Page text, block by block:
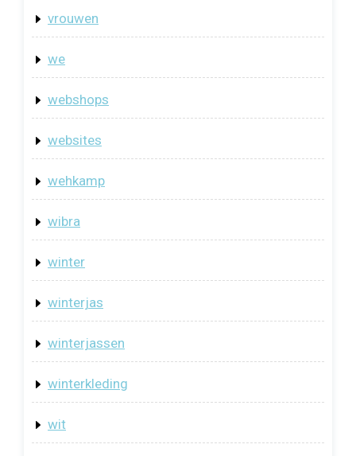
vrouwen
we
webshops
websites
wehkamp
wibra
winter
winterjas
winterjassen
winterkleding
wit